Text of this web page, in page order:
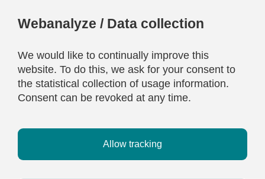
Webanalyze / Data collection
We would like to continually improve this
website. To do this, we ask for your consent to
the statistical collection of usage information.
Consent can be revoked at any time.
Allow tracking